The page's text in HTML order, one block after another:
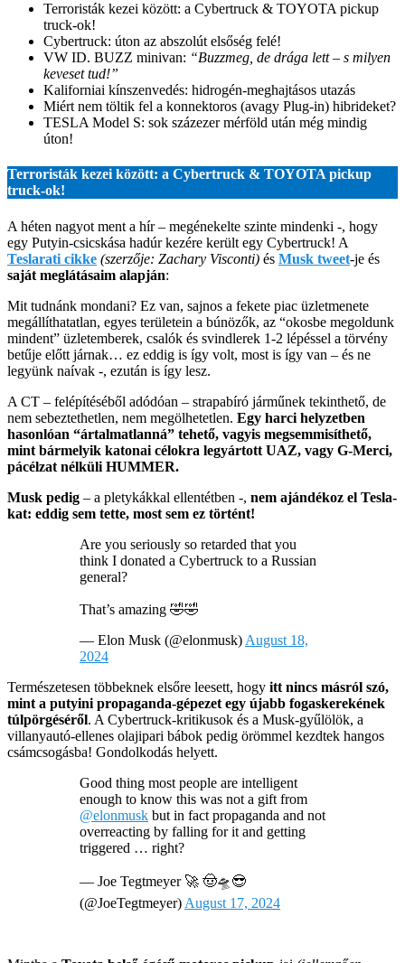
Terroristák kezei között: a Cybertruck & TOYOTA pickup
truck-ok!
Cybertruck: úton az abszolút elsőség felé!
VW ID. BUZZ minivan: “Buzzmeg, de drága lett – s milyen
keveset tud!”
Kaliforniai kínszenvedés: hidrogén-meghajtásos utazás
Miért nem töltik fel a konnektoros (avagy Plug-in) hibrideket?
TESLA Model S: sok százezer mérföld után még mindig
úton!
Terroristák kezei között: a Cybertruck & TOYOTA pickup
truck-ok!
A héten nagyot ment a hír – megénekelte szinte mindenki -, hogy
egy Putyin-csicskása hadúr kezére került egy Cybertruck! A
Teslarati cikke (szerzője: Zachary Visconti) és Musk tweet-je és
saját meglátásaim alapján:
Mit tudnánk mondani? Ez van, sajnos a fekete piac üzletmenete
megállíthatatlan, egyes területein a búnözők, az “okosbe megoldunk
mindent” üzletemberek, csalók és svindlerek 1-2 lépéssel a törvény
betűje előtt járnak… ez eddig is így volt, most is így van – és ne
legyünk naívak -, ezután is így lesz.
A CT – felépítéséből adódóan – strapabíró járműnek tekinthető, de
nem sebeztethetlen, nem megölhetetlen. Egy harci helyzetben
hasonlóan “ártalmatlanná” tehető, vagyis megsemmisíthető,
mint bármelyik katonai célokra legyártott UAZ, vagy G-Merci,
pácélzat nélküli HUMMER.
Musk pedig – a pletykákkal ellentétben -, nem ajándékoz el Tesla-
kat: eddig sem tette, most sem ez történt!
Are you seriously so retarded that you
think I donated a Cybertruck to a Russian
general?
That’s amazing 🤣🤣
— Elon Musk (@elonmusk) August 18,
2024
Természetesen többeknek elsőre leesett, hogy itt nincs másról szó,
mint a putyini propaganda-gépezet egy újabb fogaskerekének
túlpörgéséről. A Cybertruck-kritikusok és a Musk-gyűlölök, a
villanyautó-ellenes olajipari bábok pedig örömmel kezdtek hangos
csámcsogásba! Gondolkodás helyett.
Good thing most people are intelligent
enough to know this was not a gift from
@elonmusk but in fact propaganda and not
overreacting by falling for it and getting
triggered … right?
— Joe Tegtmeyer 🚀 🤠🛸😎
(@JoeTegtmeyer) August 17, 2024